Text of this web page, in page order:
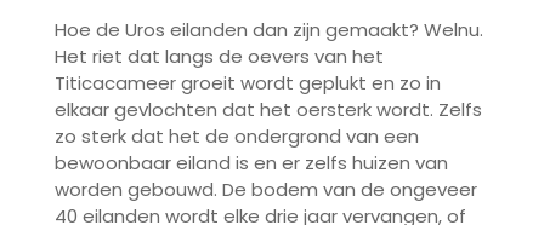
Hoe de Uros eilanden dan zijn gemaakt? Welnu.
Het riet dat langs de oevers van het
Titicacameer groeit wordt geplukt en zo in
elkaar gevlochten dat het oersterk wordt. Zelfs
zo sterk dat het de ondergrond van een
bewoonbaar eiland is en er zelfs huizen van
worden gebouwd. De bodem van de ongeveer
40 eilanden wordt elke drie jaar vervangen, of